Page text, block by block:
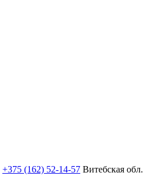
+375 (162) 52-14-57 Витебская обл.